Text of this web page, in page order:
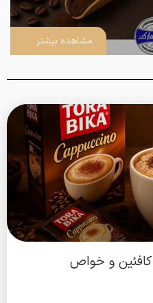
مشاهده بیشتر
کافئین و خواص